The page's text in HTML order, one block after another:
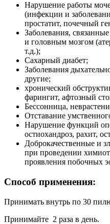
Нарушение работы
(инфекции и
простатит, почечный
Заболевания,
и головным мозгом
т.д.);
Сахарный диабет;
Заболевания
другие;
хронический
фарингит, афтозный
Бессонница,
Отставание
Нарушение функций
остиохандроз, рахит,
Доброкачественные и
при проведении
проявления побочных
Способ применения:
Принимать внутрь по 30
Принимайте 2 раза в день.